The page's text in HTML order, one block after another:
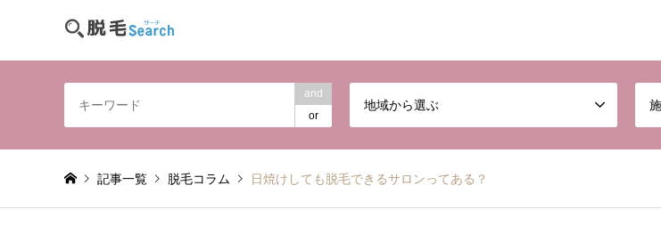
and
or
地域から選ぶ
記事一覧 脱毛コラム 日焼けしても脱毛できるサロンってある？